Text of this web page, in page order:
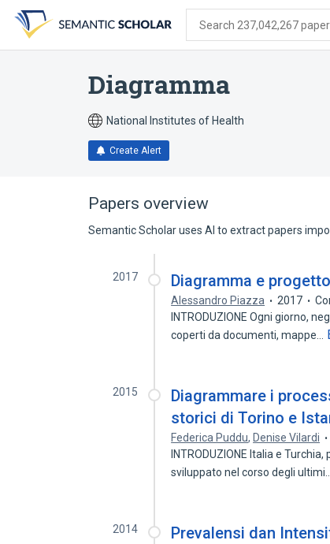
search
form
content
account
menu
Search 237,042,267
Diagramma
National Institutes of Health
Create Alert
Papers overview
Semantic Scholar uses AI to extract papers
2017 Diagramma e
Alessandro Piazza 2017
INTRODUZIONE Ogni giorno,
coperti da documenti, mappe…
2015
Diagrammare i
storici di Torino e
Federica Puddu, Denise Vilardi
INTRODUZIONE Italia e
sviluppato nel corso degli ultimi…
2014
Prevalensi dan